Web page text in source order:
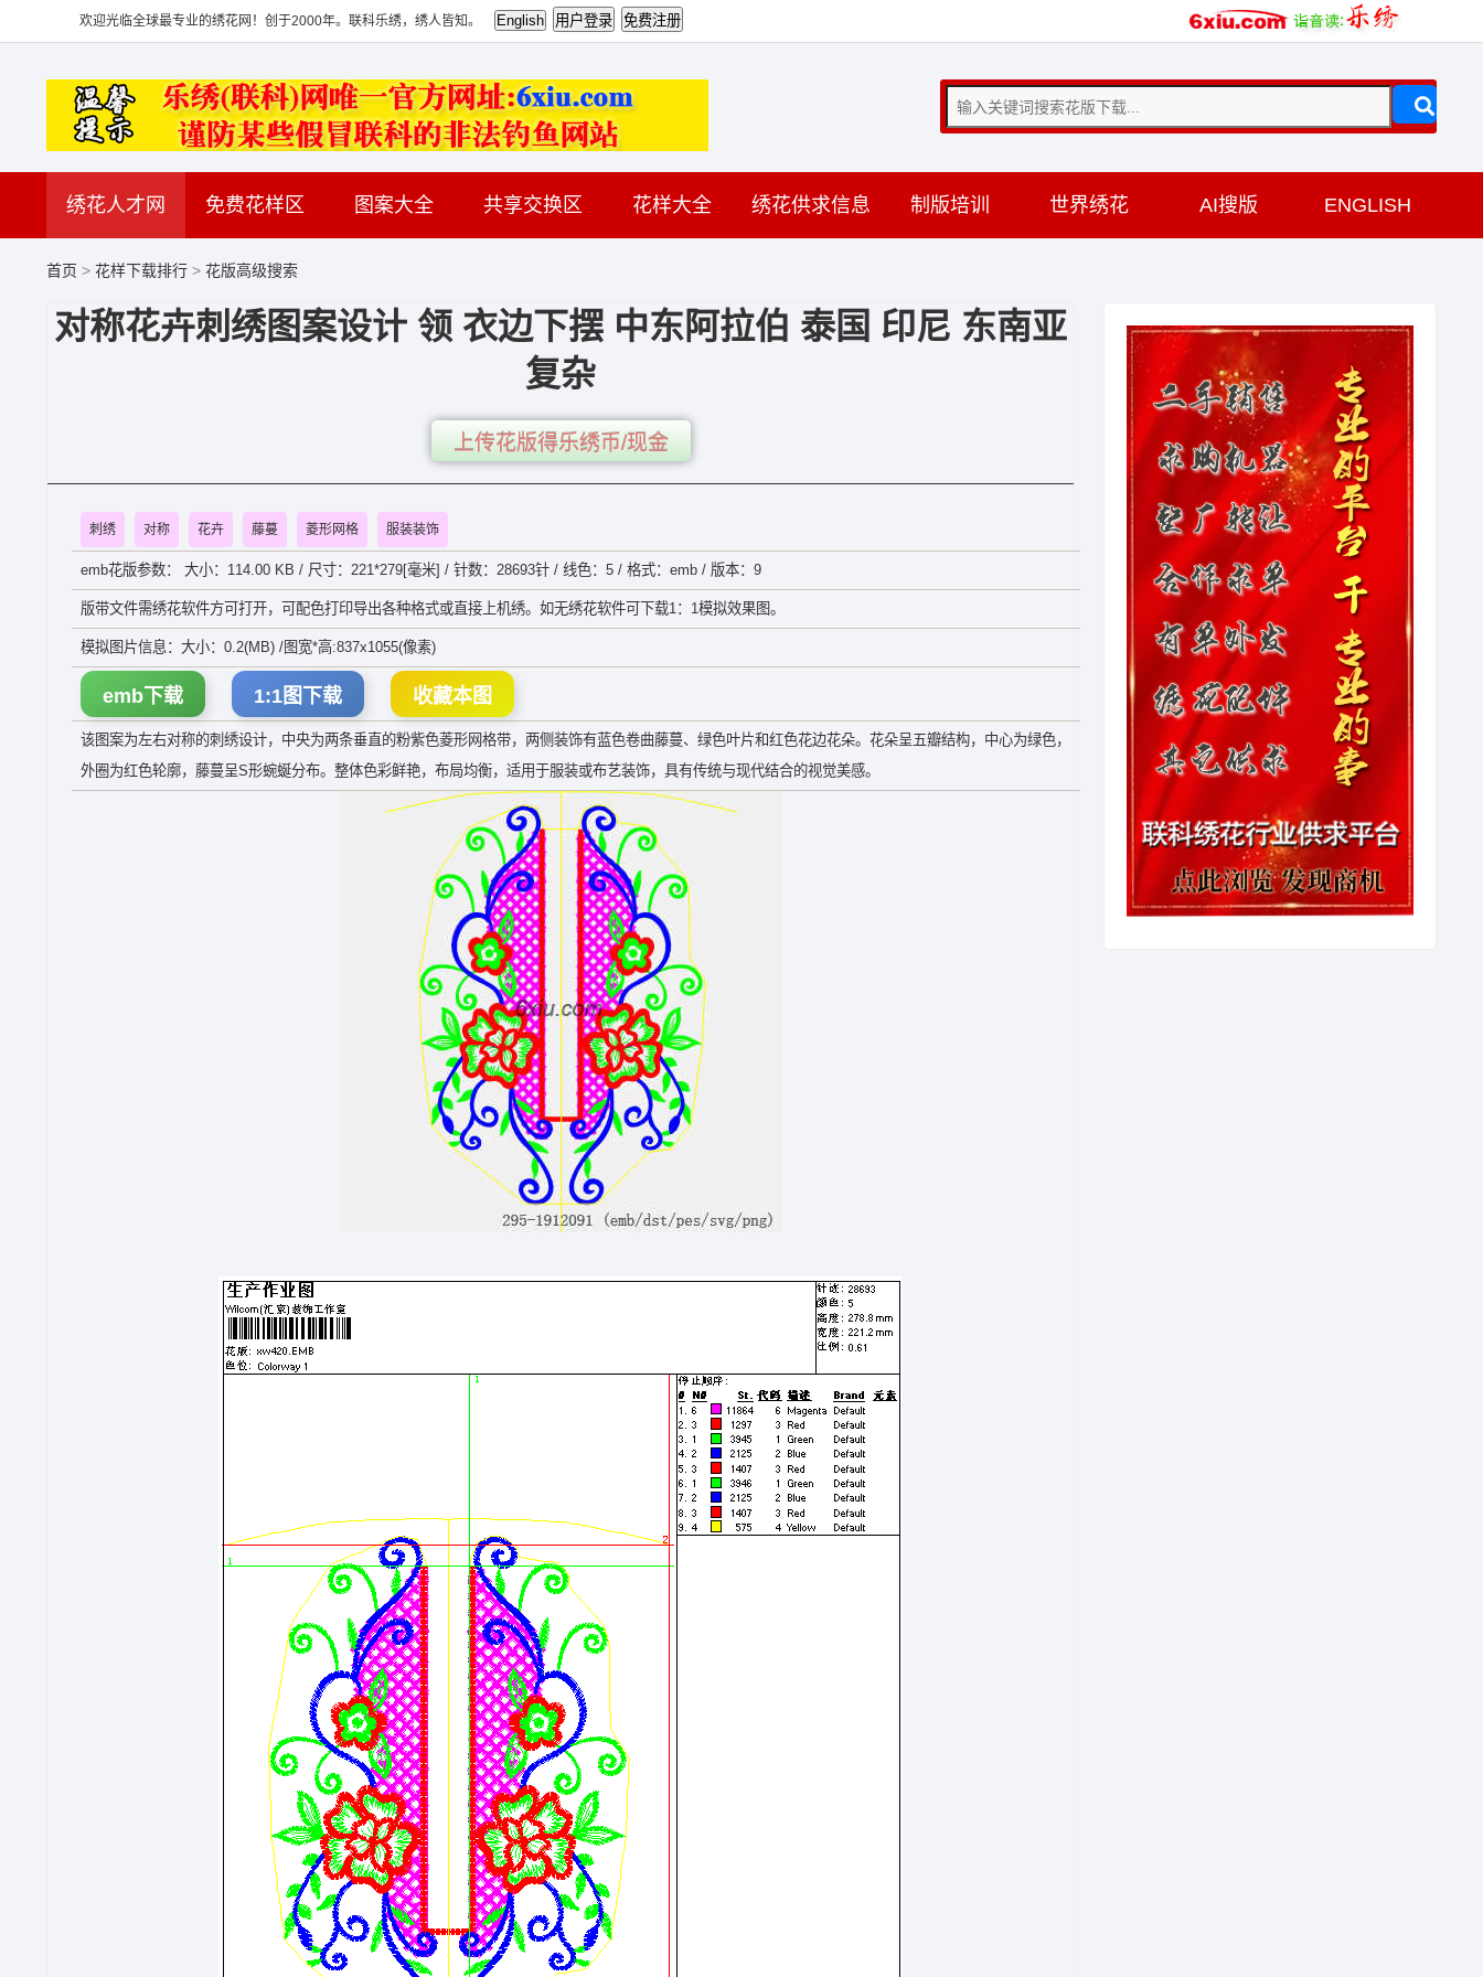
欢迎光临全球最专业的绣花网！创于2000年。联科乐绣，绣人皆知。
绣花人才网 免费花样区 图案大全 共享交换区 花样大全 绣花供求信息 制版培训 世界绣花 AI搜版 ENGLISH
首页 > 花样下载排行 > 花版高级搜索
对称花卉刺绣图案设计 领 衣边下摆 中东阿拉伯 泰国 印尼 东南亚
复杂
上传花版得乐绣币/现金
刺绣 对称 花卉 藤蔓 菱形网格 服装装饰
emb花版参数： 大小：114.00 KB / 尺寸：221*279[毫米] / 针数：28693针 / 线色：5 / 格式：emb / 版本：9
版带文件需绣花软件方可打开，可配色打印导出各种格式或直接上机绣。如无绣花软件可下载1：1模拟效果图。
模拟图片信息：大小：0.2(MB) /图宽*高:837x1055(像素)
emb下载 1:1图下载 收藏本图
该图案为左右对称的刺绣设计，中央为两条垂直的粉紫色菱形网格带，两侧装饰有蓝色卷曲藤蔓、绿色叶片和红色花边花朵。花朵呈五瓣结构，中心为绿色，
外圈为红色轮廓，藤蔓呈S形蜿蜒分布。整体色彩鲜艳，布局均衡，适用于服装或布艺装饰，具有传统与现代结合的视觉美感。